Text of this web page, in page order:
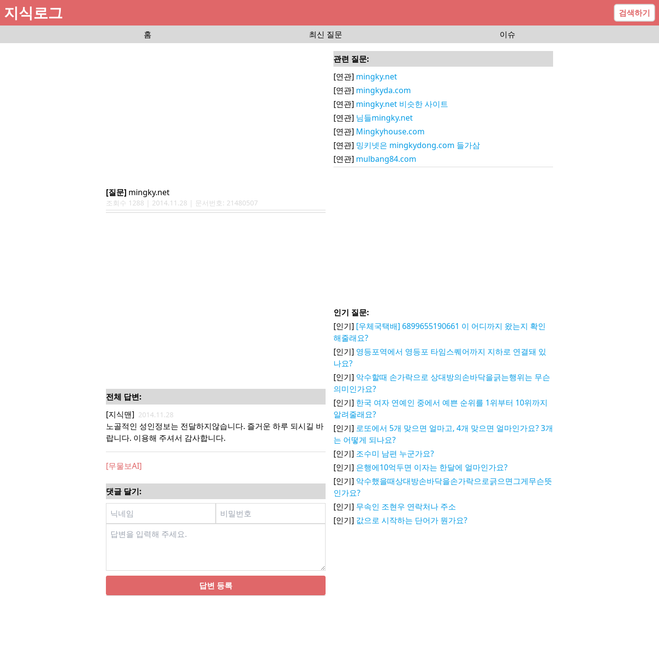
지식로그
검색하기
홈
최신 질문 이슈
[질문] mingky.net
조회수 1288 | 2014.11.28 | 문서번호: 21480507
전체 답변:
[지식맨] 2014.11.28
노골적인 성인정보는 전달하지않습니다. 즐거운 하루 되시길 바
랍니다. 이용해 주셔서 감사합니다.
[무물보AI]
댓글 달기:
답변 등록
관련 질문:
[연관] mingky.net
[연관] mingkyda.com
[연관] mingky.net 비슷한 사이트
[연관] 님들mingky.net
[연관] Mingkyhouse.com
[연관] 밍키넷은 mingkydong.com 들가삼
[연관] mulbang84.com
인기 질문:
[인기] [우체국택배] 6899655190661 이 어디까지 왔는지 확인
해줄래요?
[인기] 영등포역에서 영등포 타임스퀘어까지 지하로 연결돼 있
나요?
[인기] 악수할때 손가락으로 상대방의손바닥을긁는행위는 무슨
의미인가요?
[인기] 한국 여자 연예인 중에서 예쁜 순위를 1위부터 10위까지
알려줄래요?
[인기] 로또에서 5개 맞으면 얼마고, 4개 맞으면 얼마인가요? 3개
는 어떻게 되나요?
[인기] 조수미 남편 누군가요?
[인기] 은행에10억두면 이자는 한달에 얼마인가요?
[인기] 악수했을때상대방손바닥을손가락으로긁으면그게무슨뜻
인가요?
[인기] 무속인 조현우 연락처나 주소
[인기] 값으로 시작하는 단어가 뭔가요?